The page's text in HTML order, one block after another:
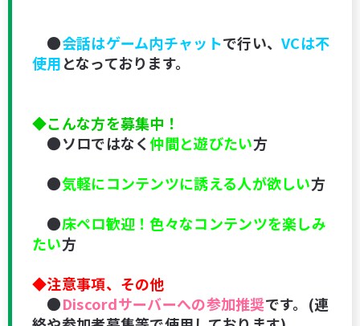
●会話はゲーム内チャットで行い、VCは不
使用となっております。
◆こんな方を募集中！
●ソロではなく仲間と遊びたい方
●気軽にコンテンツに誘える人が欲しい方
●床ペロ歓迎！色々なコンテンツを楽しみ
たい方
◆注意事項、その他
●Discordサーバーへの参加推奨です。(連